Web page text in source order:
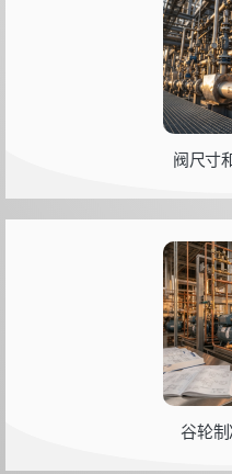
阀尺寸
谷轮